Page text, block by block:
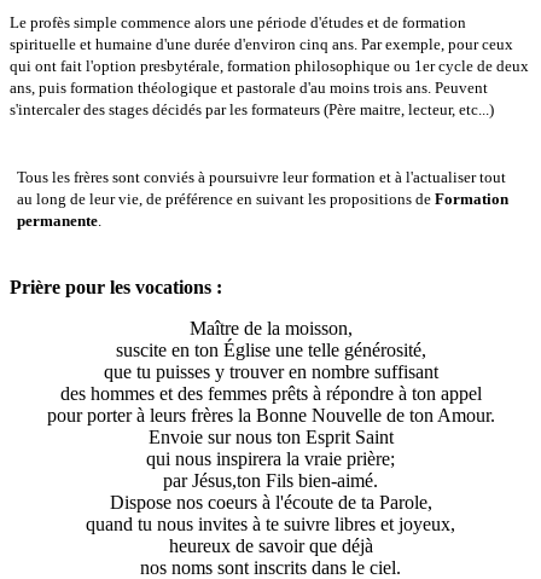
Le profès simple commence alors une période d'études et de formation
spirituelle et humaine d'une durée d'environ cinq ans. Par exemple, pour ceux
qui ont fait l'option presbytérale, formation philosophique ou 1er cycle de deux
ans, puis formation théologique et pastorale d'au moins trois ans. Peuvent
s'intercaler des stages décidés par les formateurs (Père maitre, lecteur, etc...)
Tous les frères sont conviés à poursuivre leur formation et à l'actualiser tout
au long de leur vie, de préférence en suivant les propositions de Formation
permanente
Prière pour les vocations :
Maître de la moisson,
suscite en ton Église une telle générosité,
que tu puisses y trouver en nombre suffisant
des hommes et des femmes prêts à répondre à ton appel
pour porter à leurs frères la Bonne Nouvelle de ton Amour.
Envoie sur nous ton Esprit Saint
qui nous inspirera la vraie prière;
par Jésus,ton Fils bien-aimé.
Dispose nos coeurs à l'écoute de ta Parole,
quand tu nous invites à te suivre libres et joyeux,
heureux de savoir que déjà
nos noms sont inscrits dans le ciel.